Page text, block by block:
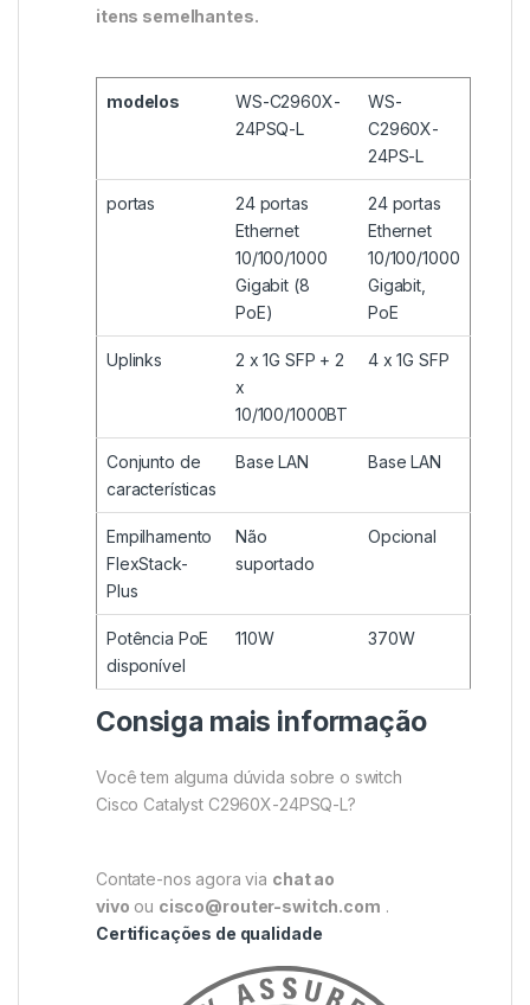
itens semelhantes.
modelos
WS-C2960X-
24PSQ-L
WS-
C2960X-
24PS-L
portas
24 portas
Ethernet
10/100/1000
Gigabit (8
PoE)
24 portas
Ethernet
10/100/1000
Gigabit,
PoE
Uplinks
2 x 1G SFP + 2
x
10/100/1000BT
4 x 1G SFP
Conjunto de
características
Base LAN Base LAN
Empilhamento
FlexStack-
Plus
Não
suportado
Opcional
Potência PoE
disponível
110W 370W
Consiga mais informação
Você tem alguma dúvida sobre o switch
Cisco Catalyst C2960X-24PSQ-L?
Contate-nos agora via chat ao
vivo ou cisco@router-switch.com .
Certificações de qualidade